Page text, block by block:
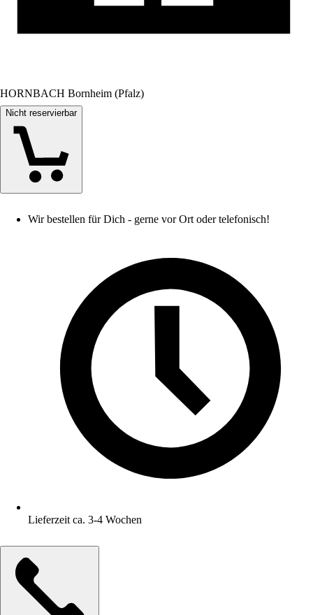
HORNBACH Bornheim (Pfalz)
Nicht reservierbar
Wir bestellen für Dich - gerne vor Ort oder telefonisch!
Lieferzeit ca. 3-4 Wochen